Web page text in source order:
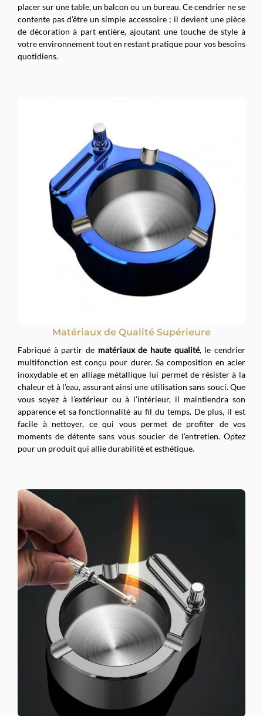
placer sur une table, un balcon ou un bureau. Ce cendrier ne se
contente pas d’être un simple accessoire ; il devient une pièce
de décoration à part entière, ajoutant une touche de style à
votre environnement tout en restant pratique pour vos besoins
quotidiens.
Matériaux de Qualité Supérieure
Fabriqué à partir de matériaux de haute qualité, le cendrier
multifonction est conçu pour durer. Sa composition en acier
inoxydable et en alliage métallique lui permet de résister à la
chaleur et à l’eau, assurant ainsi une utilisation sans souci. Que
vous soyez à l’extérieur ou à l’intérieur, il maintiendra son
apparence et sa fonctionnalité au fil du temps. De plus, il est
facile à nettoyer, ce qui vous permet de profiter de vos
moments de détente sans vous soucier de l’entretien. Optez
pour un produit qui allie durabilité et esthétique.